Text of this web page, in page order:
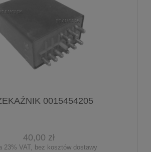
0015454205
40,00 zł
23% VAT, bez kosztów dostawy